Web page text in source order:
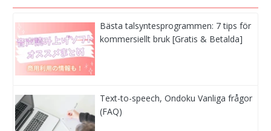
Bästa talsyntesprogrammen: 7 tips för
kommersiellt bruk [Gratis & Betalda]
Text-to-speech, Ondoku Vanliga frågor
(FAQ)